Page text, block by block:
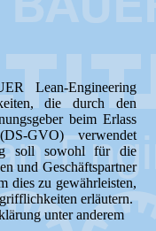
Lean-Engineering
die durch den
beim Erlass
GVO) verwendet
soll sowohl für die
und Geschäftspartner
dies zu gewährleisten,
erläutern.
unter anderem